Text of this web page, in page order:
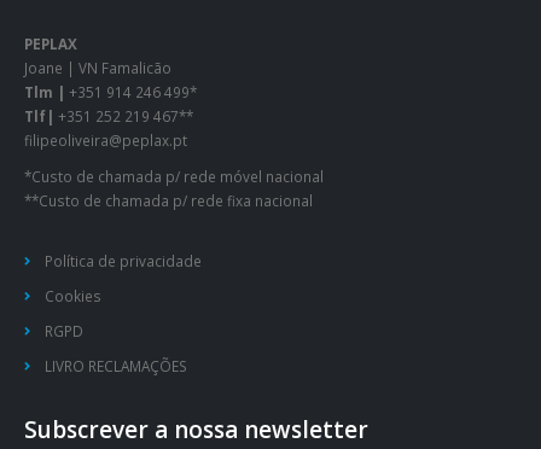
PEPLAX
Joane | VN Famalicão
Tlm | +351 914 246 499*
Tlf| +351 252 219 467**
filipeoliveira@peplax.pt
*Custo de chamada p/ rede móvel nacional
**Custo de chamada p/ rede fixa nacional
Política de privacidade
Cookies
RGPD
LIVRO RECLAMAÇÕES
Subscrever a nossa newsletter